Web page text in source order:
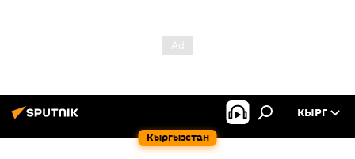
Кыргызстан
КЫРГ